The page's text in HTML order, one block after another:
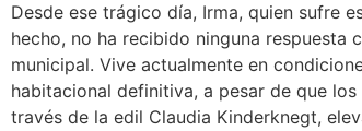
Desde ese trágico día, Irma, quien sufre
hecho, no ha recibido ninguna respuesta
municipal. Vive actualmente en
habitacional definitiva, a pesar de que
través de la edil Claudia Kinderknegt,